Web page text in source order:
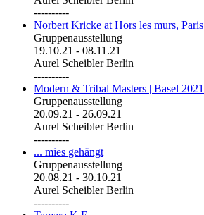
----------
Norbert Kricke at Hors les murs, Paris
Gruppenausstellung
19.10.21 - 08.11.21
Aurel Scheibler Berlin
----------
Modern & Tribal Masters | Basel 2021
Gruppenausstellung
20.09.21 - 26.09.21
Aurel Scheibler Berlin
----------
... mies gehängt
Gruppenausstellung
20.08.21 - 30.10.21
Aurel Scheibler Berlin
----------